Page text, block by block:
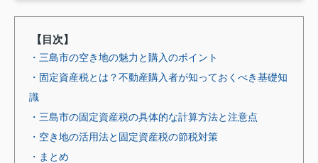
【目次】
・三島市の空き地の魅力と購入のポイント
・固定資産税とは？不動産購入者が知っておくべき基礎知
識
・三島市の固定資産税の具体的な計算方法と注意点
・空き地の活用法と固定資産税の節税対策
・まとめ